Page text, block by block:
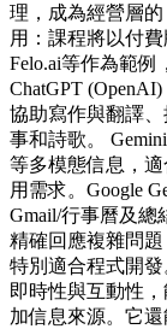
理，成為經營層
用：課程將以付費
Felo.ai等作為範例
ChatGPT
協助寫作與翻譯
事和詩歌。
等多模態信息，
用需求。Google
Gmail/行事曆及總
精確回應複雜問
特別適合程式開
即時性與互動性
加信息來源。它